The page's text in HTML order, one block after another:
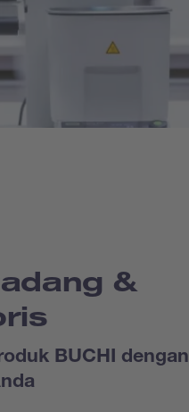
&
BUCHI dengan